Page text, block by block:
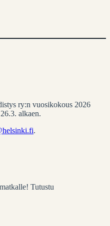
ry:n vuosikokous 2026
alkaen.
.
Tutustu